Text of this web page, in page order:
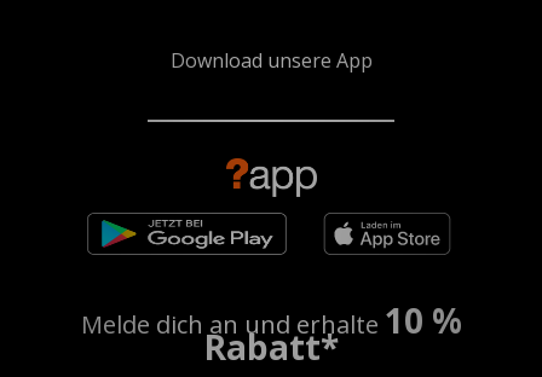
Download unsere App
Melde dich an und erhalte 10 %
Rabatt*